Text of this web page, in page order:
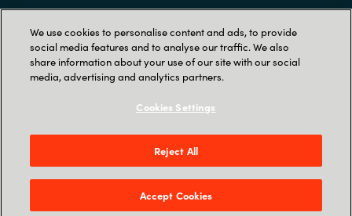
Customer Terms and Conditions
Trust Center
Tobaksvejen 2A, 3., DK-2860 Søborg
We use cookies to personalise content and ads, to provide
social media features and to analyse our traffic. We also
share information about your use of our site with our social
media, advertising and analytics partners.
Cookies Settings
Reject All
Accept Cookies